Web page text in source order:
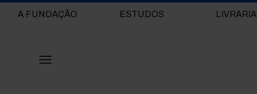
Main navigation
A FUNDAÇÃO ESTUDOS LIVRARIA